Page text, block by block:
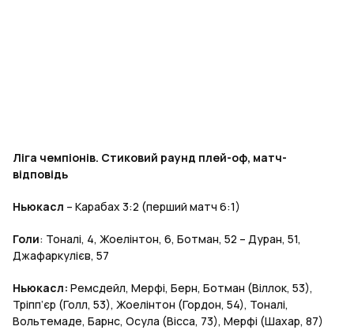
Ліга чемпіонів. Стиковий раунд плей-оф, матч-
відповідь
Ньюкасл – Карабах 3:2 (перший матч 6:1)
Голи: Тоналі, 4, Жоелінтон, 6, Ботман, 52 – Дуран, 51,
Джафаркулієв, 57
Ньюкасл: Ремсдейл, Мерфі, Берн, Ботман (Віллок, 53),
Тріпп’єр (Голл, 53), Жоелінтон (Гордон, 54), Тоналі,
Вольтемаде, Барнс, Осула (Вісса, 73), Мерфі (Шахар, 87)